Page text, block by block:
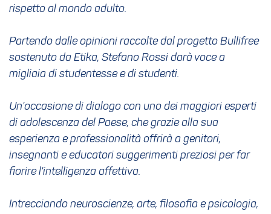
rispetto al mondo adulto.
Partendo dalle opinioni raccolte dal progetto Bullifree
sostenuto da Etika, Stefano Rossi darà voce a
migliaia di studentesse e di studenti.
Un'occasione di dialogo con uno dei maggiori esperti
di adolescenza del Paese, che grazie alla sua
esperienza e professionalità offrirà a genitori,
insegnanti e educatori suggerimenti preziosi per far
fiorire l'intelligenza affettiva.
Intrecciando neuroscienze, arte, filosofia e psicologia,